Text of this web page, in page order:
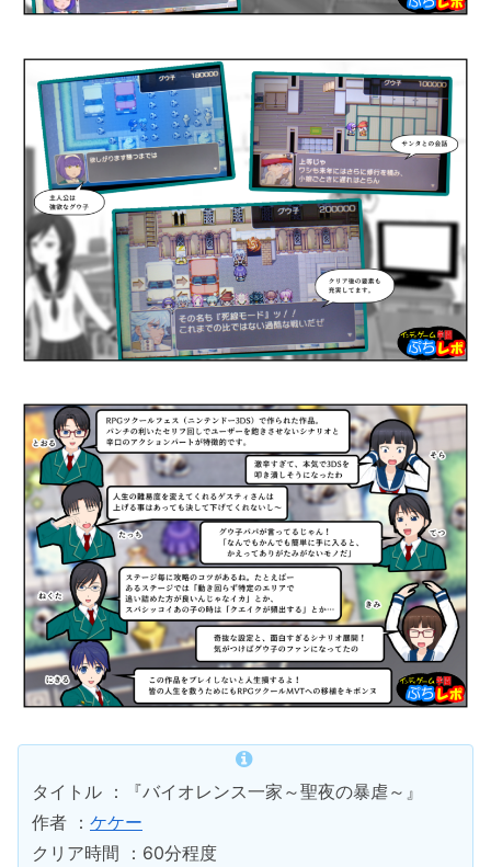
タイトル ：『バイオレンス一家～聖夜の暴虐～』
作者 ： ケケー
クリア時間 ：60分程度